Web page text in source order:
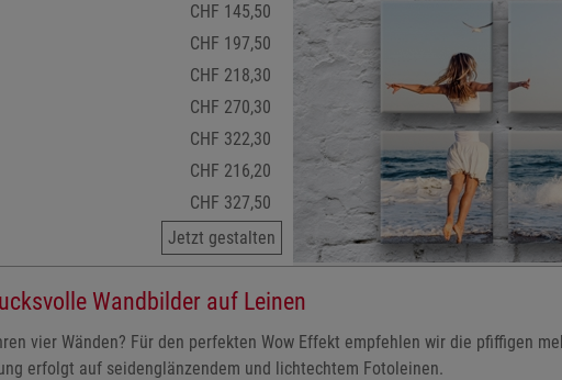
CHF 145,50
CHF 197,50
CHF 218,30
CHF 270,30
CHF 322,30
CHF 216,20
CHF 327,50
Jetzt gestalten
Wandbilder auf Leinen
vier Wänden? Für den perfekten Wow Effekt empfehlen wir die pfiffigen
erfolgt auf seidenglänzendem und lichtechtem Fotoleinen.